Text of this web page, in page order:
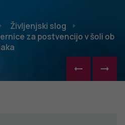
Življenjski slog
za postvencijo v šoli ob